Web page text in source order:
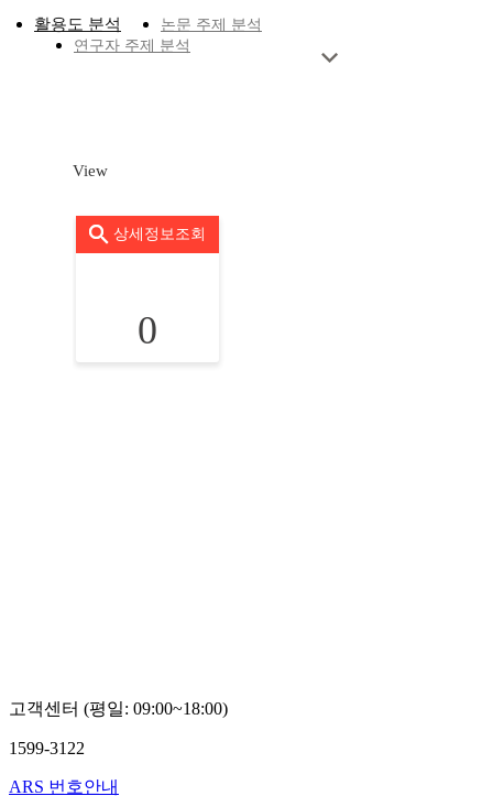
활용도 분석
논문 주제 분석
연구자 주제 분석
View
상세정보조회
0
고객센터 (평일: 09:00~18:00)
1599-3122
ARS 번호안내